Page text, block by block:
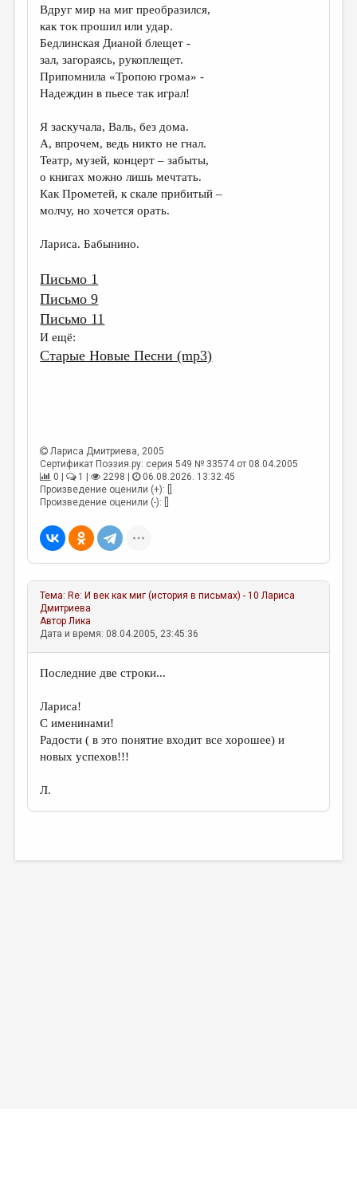
ОБЪЯВЛЕНИЯ
КОЛОНКА РЕДАКТОРА
РЕДКОЛЛЕГИЯ
ОТ РЕДАКЦИИ
МАЛАЯ ПРОЗА
ЭССЕИСТИКА
ЛИТЕРАТУРОВЕДЕНИЕ
КУЛЬТУРОВЕДЕНИЕ
ПУБЛИЦИСТИКА
РЕЦЕНЗИРОВАНИЕ
ЦИКЛЫ ПУБЛИКАЦИЙ
ТРЕДИАКОВСКИЙ
МЕДИА
Вдруг мир на миг преобразился,
как ток прошил или удар.
Бедлинская Дианой блещет -
зал, загораясь, рукоплещет.
Припомнила «Тропою грома» -
Надеждин в пьесе так играл!
Я заскучала, Валь, без дома.
А, впрочем, ведь никто не гнал.
Театр, музей, концерт – забыты,
о книгах можно лишь мечтать.
Как Прометей, к скале прибитый –
молчу, но хочется орать.
Лариса. Бабынино.
Письмо 1
Письмо 9
Письмо 11
И ещё:
Старые Новые Песни (mp3)
Лариса Дмитриева, 2005
Сертификат Поэзия.ру: серия 549 № 33574 от 08.04.2005
0 |
1 | 2298 |
06.08.2026. 13:32:45
Произведение оценили (+): []
Произведение оценили (-): []
Тема: Re: И век как миг (история в письмах) - 10 Лариса
Дмитриева
АвторЛика
Дата и время: 08.04.2005, 23:45:36
Последние две строки...
Лариса!
С именинами!
Радости ( в это понятие входит все хорошее) и
новых успехов!!!
Л.